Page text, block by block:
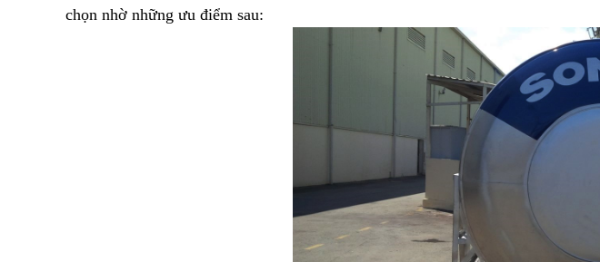
chọn nhờ những ưu điểm sau: